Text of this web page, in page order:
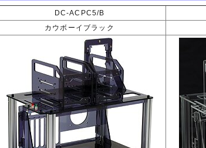
DC-ACPC5/B
カウボーイブラック